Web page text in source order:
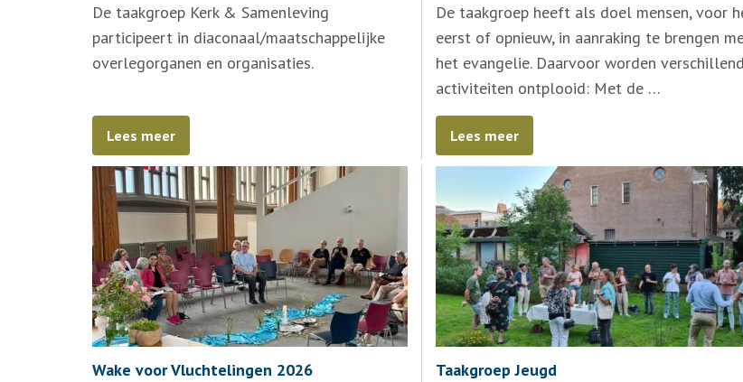
De taakgroep Kerk & Samenleving
participeert in diaconaal/maatschappelijke
overlegorganen en organisaties.
Lees meer
De taakgroep heeft als doel mensen, voor
eerst of opnieuw, in aanraking te brengen
het evangelie. Daarvoor worden
activiteiten ontplooid: Met de …
Lees meer
Wake voor Vluchtelingen 2026
Taakgroep Jeugd